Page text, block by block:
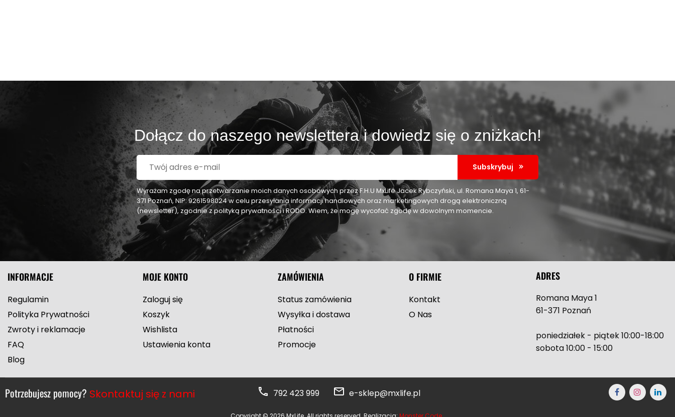
Dołącz do naszego newslettera i dowiedz się o zniżkach!
Subskrybuj
Wyrażam zgodę na przetwarzanie moich danych osobowych przez F.H.U MxLife Jacek Rybczyński, ul. Romana Maya 1, 61-
371 Poznań, NIP: 9261598024 w celu przesyłania informacji handlowych oraz marketingowych drogą elektroniczną
(newsletter), zgodnie z polityką prywatności i RODO. Wiem, że mogę wycofać zgodę w dowolnym momencie.
INFORMACJE
Regulamin
Polityka Prywatności
Zwroty i reklamacje
FAQ
Blog
MOJE KONTO
Zaloguj się
Koszyk
Wishlista
Ustawienia konta
ZAMÓWIENIA
Status zamówienia
Wysyłka i dostawa
Płatności
Promocje
O FIRMIE
Kontakt
O Nas
ADRES
Romana Maya 1
61-371 Poznań
poniedziałek - piątek 10:00-18:00
sobota 10:00 - 15:00
Potrzebujesz pomocy? Skontaktuj się z nami 792 423 999 e-sklep@mxlife.pl